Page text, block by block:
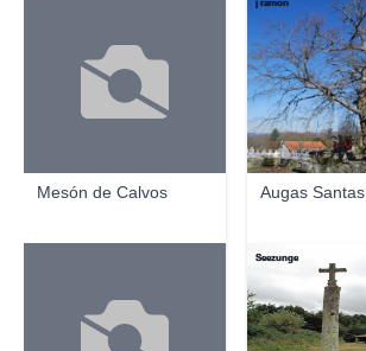
Mesón de Calvos Augas Santas
j ramon
Seezunge